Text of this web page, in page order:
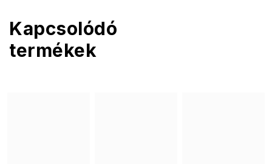
Kapcsolódó
termékek